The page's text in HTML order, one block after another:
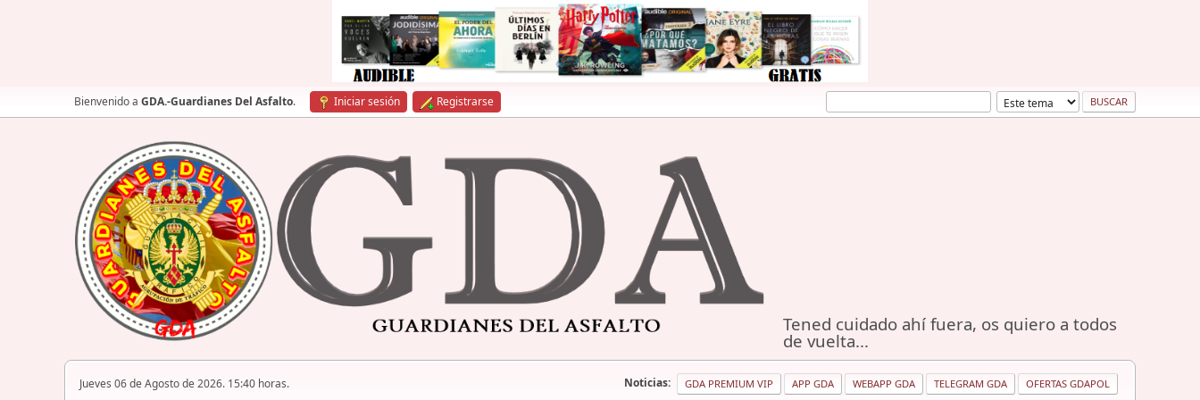
Bienvenido a GDA.-Guardianes Del Asfalto. Iniciar sesión Registrarse
Tened cuidado ahí fuera, os quiero a todos
de vuelta...
Jueves 06 de Agosto de 2026. 15:40 horas. Noticias: GDA PREMIUM VIP APP GDA WEBAPP GDA TELEGRAM GDA OFERTAS GDAPOL